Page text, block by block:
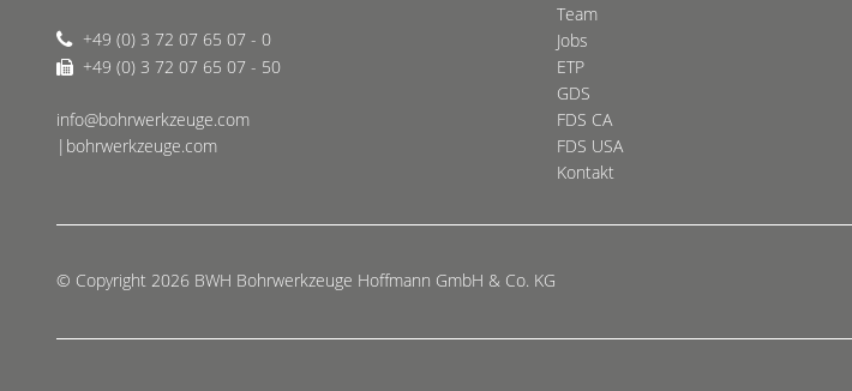
+49 (0) 3 72 07 65 07 - 0
+49 (0) 3 72 07 65 07 - 50
info@bohrwerkzeuge.com
|bohrwerkzeuge.com
Team
Jobs
ETP
GDS
FDS CA
FDS USA
Kontakt
© Copyright 2026 BWH Bohrwerkzeuge Hoffmann GmbH & Co. KG